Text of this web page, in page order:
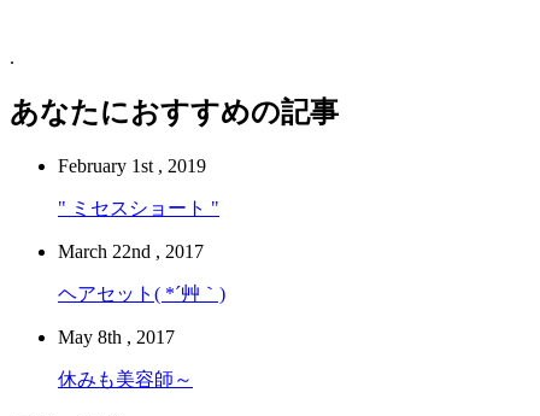
.
あなたにおすすめの記事
February 1st , 2019
" ミセスショート "
March 22nd , 2017
ヘアセット( *´艸｀)
May 8th , 2017
休みも美容師～